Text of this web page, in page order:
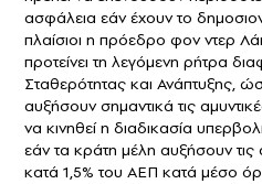
ασφάλεια εάν έχουν το
πλαίσιοι η πρόεδρο φον ντερ
προτείνει τη λεγόμενη ρήτρα
Σταθερότητας και Ανάπτυξης,
αυξήσουν σημαντικά τις
να κινηθεί η διαδικασία
εάν τα κράτη μέλη αυξήσουν τις
κατά 1,5% του ΑΕΠ κατά μέσο